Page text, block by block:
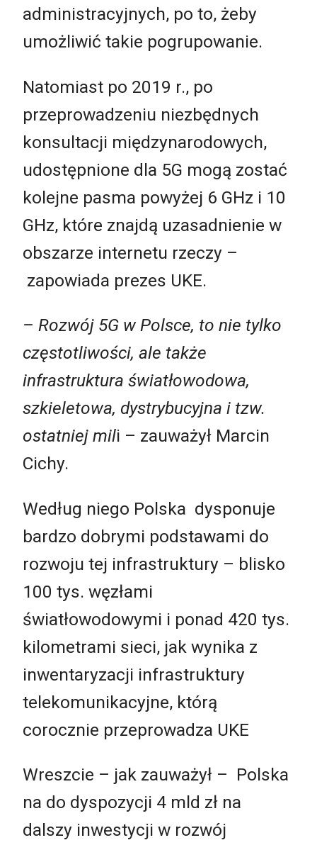
administracyjnych, po to, żeby
umożliwić takie pogrupowanie.
Natomiast po 2019 r., po
przeprowadzeniu niezbędnych
konsultacji międzynarodowych,
udostępnione dla 5G mogą zostać
kolejne pasma powyżej 6 GHz i 10
GHz, które znajdą uzasadnienie w
obszarze internetu rzeczy –
zapowiada prezes UKE.
– Rozwój 5G w Polsce, to nie tylko
częstotliwości, ale także
infrastruktura światłowodowa,
szkieletowa, dystrybucyjna i tzw.
ostatniej mili – zauważył Marcin
Cichy.
Według niego Polska dysponuje
bardzo dobrymi podstawami do
rozwoju tej infrastruktury – blisko
100 tys. węzłami
światłowodowymi i ponad 420 tys.
kilometrami sieci, jak wynika z
inwentaryzacji infrastruktury
telekomunikacyjne, którą
corocznie przeprowadza UKE
Wreszcie – jak zauważył – Polska
na do dyspozycji 4 mld zł na
dalszy inwestycji w rozwój